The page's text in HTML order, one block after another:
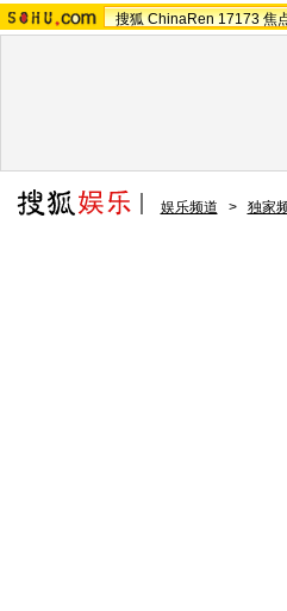
搜狐 ChinaRen 17173 焦
娱乐频道 > 独家